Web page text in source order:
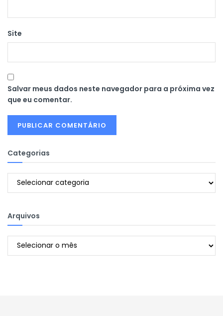
Site
Salvar meus dados neste navegador para a próxima vez
que eu comentar.
Categorias
Categorias
Arquivos
Arquivos